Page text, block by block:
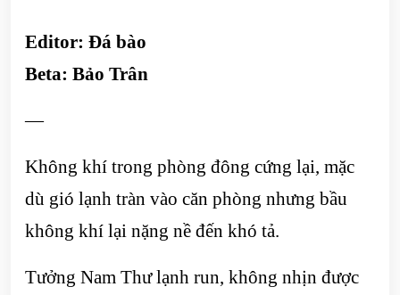
Editor: Đá bào
Beta: Bảo Trân
—
Không khí trong phòng đông cứng lại, mặc
dù gió lạnh tràn vào căn phòng nhưng bầu
không khí lại nặng nề đến khó tả.
Tưởng Nam Thư lạnh run, không nhịn được